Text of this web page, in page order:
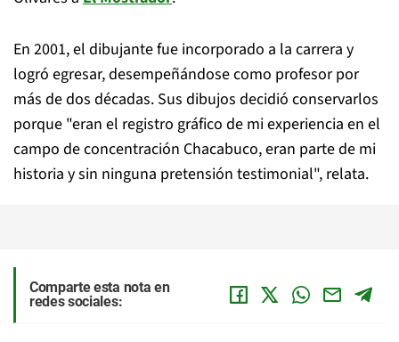
En 2001, el dibujante fue incorporado a la carrera y
logró egresar, desempeñándose como profesor por
más de dos décadas. Sus dibujos decidió conservarlos
porque "eran el registro gráfico de mi experiencia en el
campo de concentración Chacabuco, eran parte de mi
historia y sin ninguna pretensión testimonial", relata.
Comparte esta nota en
redes sociales: